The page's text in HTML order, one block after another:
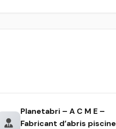
Planetabri – A C M E –
Fabricant d’abris piscine